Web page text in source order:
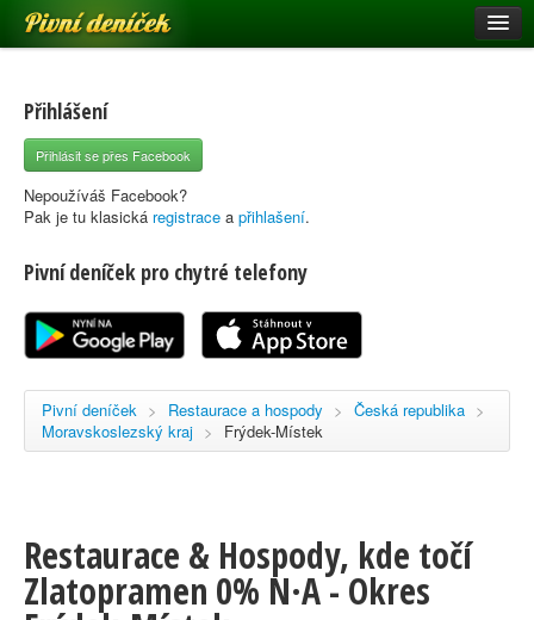
Pivní deníček
Pivní mapa
Pivní značky
Nápověda
Registrace
Přihlášení
Přihlásit se přes Facebook
Nepoužíváš Facebook?
Pak je tu klasická registrace a přihlašení.
Pivní deníček pro chytré telefony
Pivní deníček > Restaurace a hospody > Česká republika >
Moravskoslezský kraj > Frýdek-Místek
Restaurace & Hospody, kde točí
Zlatopramen 0% N·A - Okres